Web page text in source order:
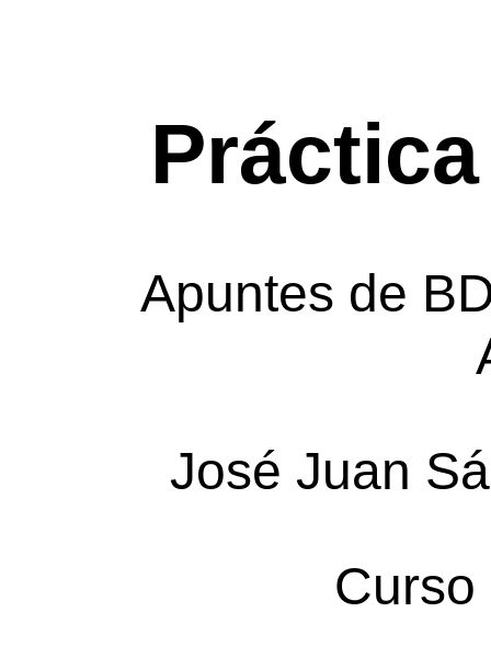
Apuntes de
José Juan
Curso